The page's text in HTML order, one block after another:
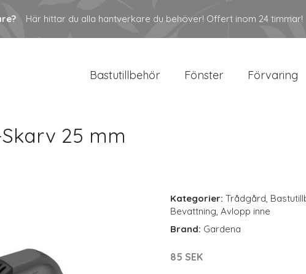
Här hittar du alla hantverkare du behöver! Offert inom 24 timmar!
Bastutillbehör Fönster Förvaring
25 mm
Kategorier: Trådgård,
Bevattning, Avlopp inne
Brand: Gardena
85 SEK